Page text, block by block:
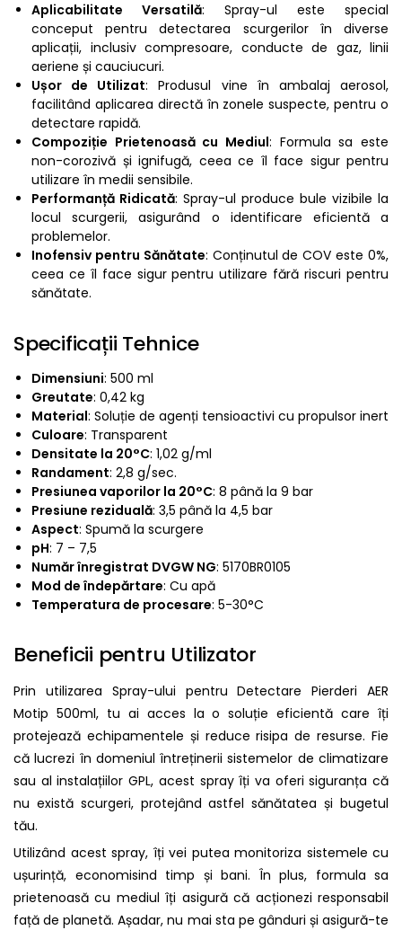
Aplicabilitate Versatilă: Spray-ul este special
conceput pentru detectarea scurgerilor în diverse
aplicații, inclusiv compresoare, conducte de gaz, linii
aeriene și cauciucuri.
Ușor de Utilizat: Produsul vine în ambalaj aerosol,
facilitând aplicarea directă în zonele suspecte, pentru o
detectare rapidă.
Compoziție Prietenoasă cu Mediul: Formula sa este
non-corozivă și ignifugă, ceea ce îl face sigur pentru
utilizare în medii sensibile.
Performanță Ridicată: Spray-ul produce bule vizibile la
locul scurgerii, asigurând o identificare eficientă a
problemelor.
Inofensiv pentru Sănătate: Conținutul de COV este 0%,
ceea ce îl face sigur pentru utilizare fără riscuri pentru
sănătate.
Specificații Tehnice
Dimensiuni: 500 ml
Greutate: 0,42 kg
Material: Soluție de agenți tensioactivi cu propulsor inert
Culoare: Transparent
Densitate la 20°C: 1,02 g/ml
Randament: 2,8 g/sec.
Presiunea vaporilor la 20°C: 8 până la 9 bar
Presiune reziduală: 3,5 până la 4,5 bar
Aspect: Spumă la scurgere
pH: 7 – 7,5
Număr înregistrat DVGW NG: 5170BR0105
Mod de îndepărtare: Cu apă
Temperatura de procesare: 5-30°C
Beneficii pentru Utilizator
Prin utilizarea Spray-ului pentru Detectare Pierderi AER
Motip 500ml, tu ai acces la o soluție eficientă care îți
protejează echipamentele și reduce risipa de resurse. Fie
că lucrezi în domeniul întreținerii sistemelor de climatizare
sau al instalațiilor GPL, acest spray îți va oferi siguranța că
nu există scurgeri, protejând astfel sănătatea și bugetul
tău.
Utilizând acest spray, îți vei putea monitoriza sistemele cu
ușurință, economisind timp și bani. În plus, formula sa
prietenoasă cu mediul îți asigură că acționezi responsabil
față de planetă. Așadar, nu mai sta pe gânduri și asigură-te